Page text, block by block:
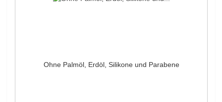
Ohne Palmöl, Erdöl, Silikone und Parabene